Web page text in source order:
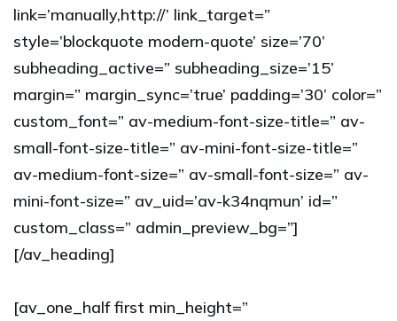
link=’manually,http://’ link_target=”
style=’blockquote modern-quote’ size=’70’
subheading_active=” subheading_size=’15’
margin=” margin_sync=’true’ padding=’30’ color=”
custom_font=” av-medium-font-size-title=” av-
small-font-size-title=” av-mini-font-size-title=”
av-medium-font-size=” av-small-font-size=” av-
mini-font-size=” av_uid=’av-k34nqmun’ id=”
custom_class=” admin_preview_bg=”]
[/av_heading]
[av_one_half first min_height=”